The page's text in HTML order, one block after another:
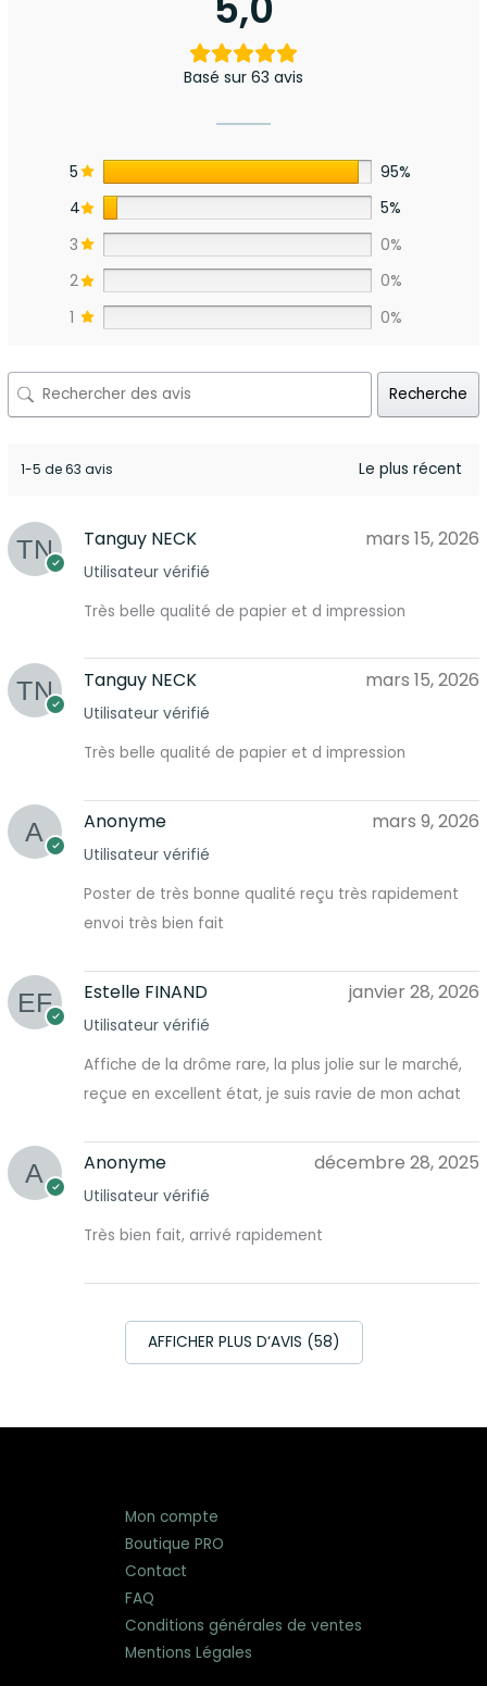
Basé sur 63 avis
5
95%
4
5%
3
0%
2
0%
1
0%
Recherche
1-5 de 63 avis
Tanguy NECK
Utilisateur vérifié
mars 15, 2026
Très belle qualité de papier et d impression
Tanguy NECK
Utilisateur vérifié
mars 15, 2026
Très belle qualité de papier et d impression
Anonyme
Utilisateur vérifié
mars 9, 2026
Poster de très bonne qualité reçu très rapidement
envoi très bien fait
Estelle FINAND
Utilisateur vérifié
janvier 28, 2026
Affiche de la drôme rare, la plus jolie sur le marché,
reçue en excellent état, je suis ravie de mon achat
Anonyme
Utilisateur vérifié
décembre 28, 2025
Très bien fait, arrivé rapidement
AFFICHER PLUS D‘AVIS (58)
Mon compte
Boutique PRO
Contact
FAQ
Conditions générales de ventes
Mentions Légales